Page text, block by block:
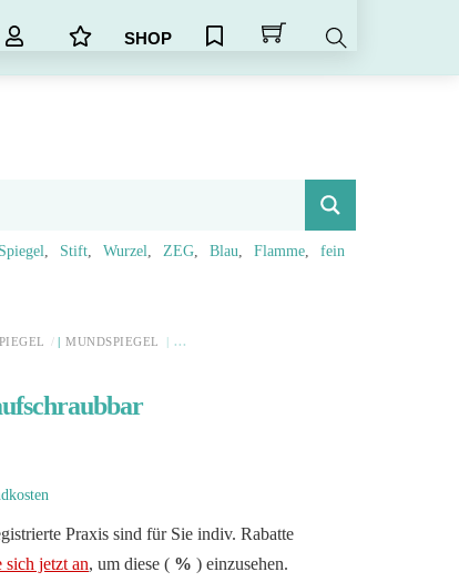
SHOP
Spiegel Stift Wurzel ZEG Blau Flamme fein
MUNDSPIEGEL
Praxis sind für Sie indiv. Rabatte
sich jetzt an, um diese ( % ) einzusehen.